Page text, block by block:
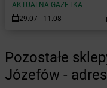
AKTUALNA GAZETKA
29.07 - 11.08
Pozostałe
Józefów -